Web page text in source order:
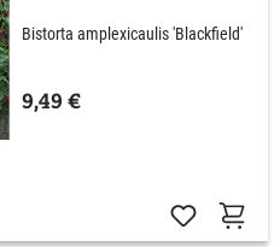
Bistorta amplexicaulis 'Blackfield'
9,49 €